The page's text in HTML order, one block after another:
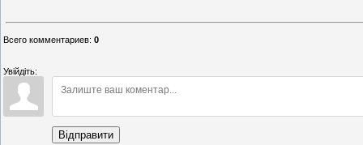
Всего комментариев: 0
Увійдіть:
Відправити